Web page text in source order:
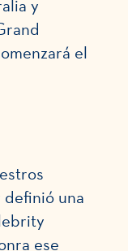
y
el
definió una
ese